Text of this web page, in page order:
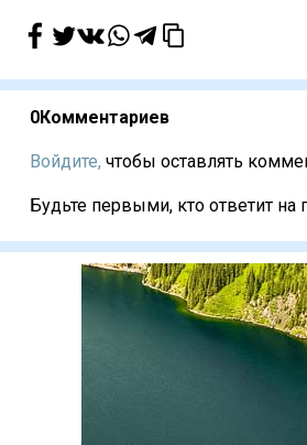
0Комментариев
Войдите, чтобы оставлять
Будьте первыми, кто ответит на